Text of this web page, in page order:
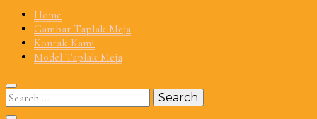
Home
Gambar Taplak Meja
Kontak Kami
Model Taplak Meja
Search
for: